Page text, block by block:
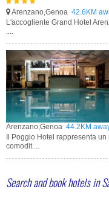
Arenzano,Genoa 42.6KM
L'accogliente Grand Hotel
....
Arenzano,Genoa 44.2KM
Il Poggio Hotel rappresenta
comodit....
Search and book hotels in